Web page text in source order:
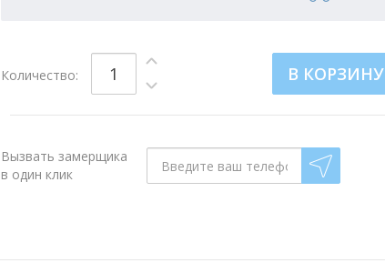
Количество: В КОРЗИНУ
Вызвать замерщика
в один клик